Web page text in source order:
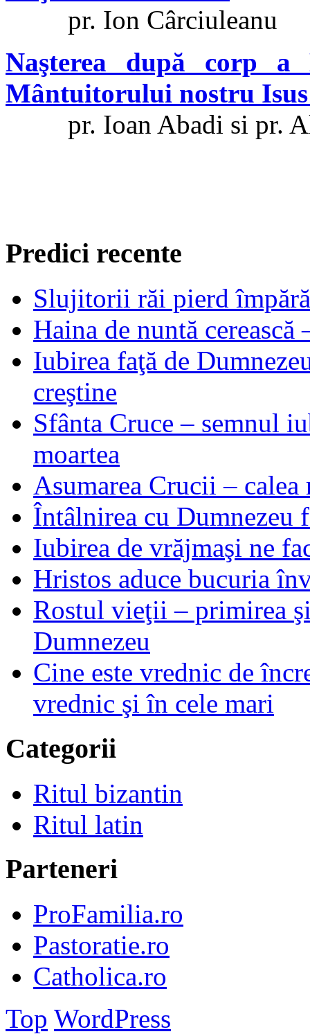
pr. Ion Cârciuleanu
Naşterea după corp a
Mântuitorului nostru
pr. Ioan Abadi si pr.
Predici recente
Slujitorii răi pierd
Haina de nuntă
Iubirea faţă de
creştine
Sfânta Cruce – semnul
moartea
Asumarea Crucii –
Întâlnirea cu Dumnezeu
Iubirea de vrăjmaşi ne
Hristos aduce bucuria
Rostul vieţii – primirea
Dumnezeu
Cine este vrednic de
vrednic şi în cele mari
Categorii
Ritul bizantin
Ritul latin
Parteneri
ProFamilia.ro
Pastoratie.ro
Catholica.ro
Top WordPress